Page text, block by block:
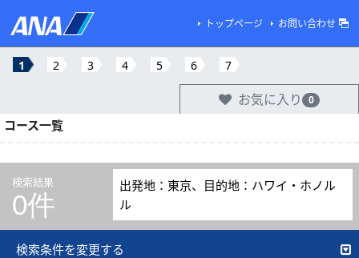
トップページ お問い合わせ
1 2 3 4 5 6 7
お気に入り 0
コース一覧
検索結果
0件
出発地：東京、目的地：ハワイ・ホノル
ル
検索条件を変更する